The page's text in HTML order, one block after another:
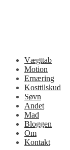
Vægttab
Motion
Ernæring
Kosttilskud
Søvn
Andet
Mad
Bloggen
Om
Kontakt